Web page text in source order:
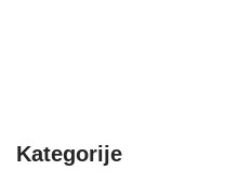
Kategorije